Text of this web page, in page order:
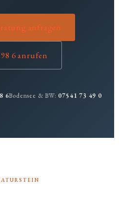
anfragen
98 6 anrufen
6Bodensee & BW: 07541 73 49 0